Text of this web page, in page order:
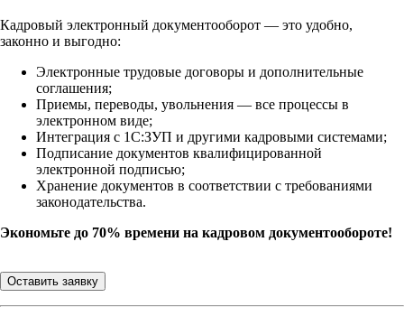
Кадровый электронный документооборот — это удобно,
законно и выгодно:
Электронные трудовые договоры и дополнительные
соглашения;
Приемы, переводы, увольнения — все процессы в
электронном виде;
Интеграция с 1С:ЗУП и другими кадровыми системами;
Подписание документов квалифицированной
электронной подписью;
Хранение документов в соответствии с требованиями
законодательства.
Экономьте до 70% времени на кадровом документообороте!
Оставить заявку